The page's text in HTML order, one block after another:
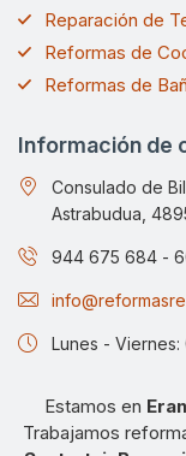
Reparación de
Reformas de
Reformas de
Información de
Consulado de
Astrabudua,
944 675 684 -
Lunes - Viernes:
Estamos en
Trabajamos